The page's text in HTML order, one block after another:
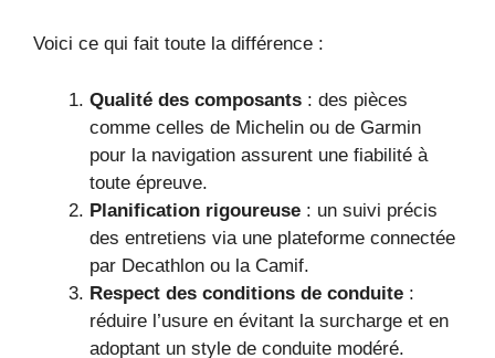
Voici ce qui fait toute la différence :
Qualité des composants : des pièces
comme celles de Michelin ou de Garmin
pour la navigation assurent une fiabilité à
toute épreuve.
Planification rigoureuse : un suivi précis
des entretiens via une plateforme connectée
par Decathlon ou la Camif.
Respect des conditions de conduite :
réduire l’usure en évitant la surcharge et en
adoptant un style de conduite modéré.